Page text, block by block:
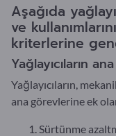
Aşağıda
ve
kriterlerine
Yağlayıcıların
Yağlayıcıların,
ana görevlerine ek
Sürtünme